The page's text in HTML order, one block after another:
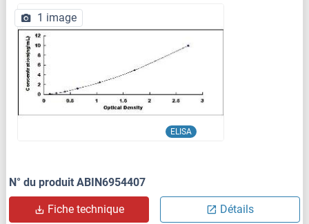
ELISA
1 image
N° du produit ABIN6954407
Fiche technique Détails